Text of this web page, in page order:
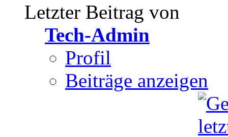
Letzter Beitrag von
Tech-Admin
Profil
Beiträge anzeigen